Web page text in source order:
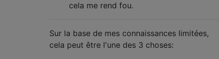
cela me rend fou.
Sur la base de mes connaissances limitées,
cela peut être l'une des 3 choses: